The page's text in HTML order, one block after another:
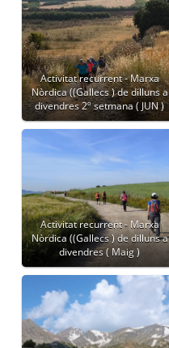
Activitat recurrent - Marxa
Nòrdica ((Gallecs ) de dilluns a
divendres 2º setmana ( JUN )
Activitat recurrent - Marxa
Nòrdica ((Gallecs ) de dilluns a
divendres ( Maig )